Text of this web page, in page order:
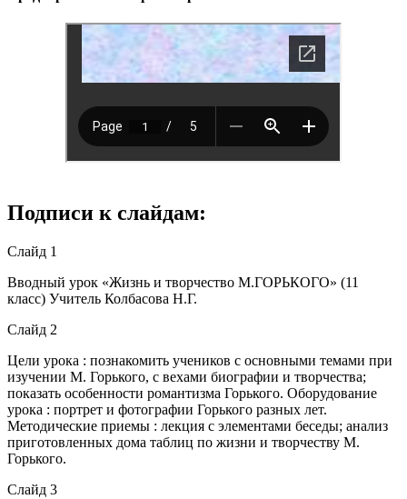
Подписи к слайдам:
Слайд 1
Вводный урок «Жизнь и творчество М.ГОРЬКОГО» (11
класс) Учитель Колбасова Н.Г.
Слайд 2
Цели урока : познакомить учеников с основными темами при
изучении М. Горького, с вехами биографии и творчества;
показать особенности романтизма Горького. Оборудование
урока : портрет и фотографии Горького разных лет.
Методические приемы : лекция с элементами беседы; анализ
приготовленных дома таблиц по жизни и творчеству М.
Горького.
Слайд 3